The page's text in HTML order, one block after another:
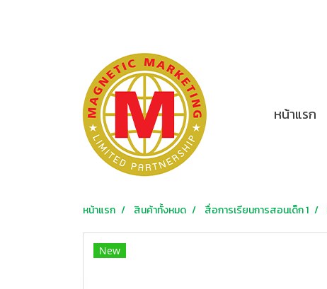
หน้าแรก
หน้าแรก สินค้าทั้งหมด สื่อการเรียนการสอนเด็ก 1
New